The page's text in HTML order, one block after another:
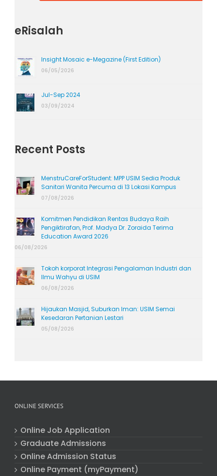
eRisalah
Insight Mosaic e-Megazine (First Edition)
06/05/2026
Jul-Sep 2024
03/09/2024
Recent Posts
MenstruCareForStudent: MPP USIM Sedia Produk
Sanitari Wanita Percuma di 13 Lokasi Kampus
07/08/2026
Komitmen Pendidikan Rentas Budaya Raih
Pengiktirafan, Prof. Madya Dr. Zoraida Terima
Education Award 2026
06/08/2026
Tokoh korporat Integrasi Pengalaman Industri dan
Ilmu Wahyu di USIM
06/08/2026
Hijaukan Masjid, Suburkan Iman: USIM Semai
Kesedaran Pertanian Lestari
05/08/2026
ONLINE SERVICES
Online Job Application
Graduate Admissions
Online Admission Status
Online Payment (myPayment)